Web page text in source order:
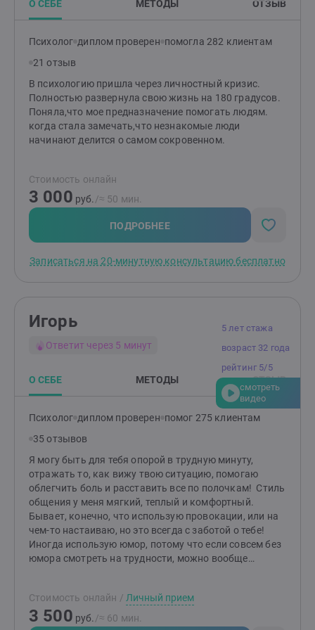
вижу состояние, при котором требуется
медикаментозное лечение, прямо говорю о
психотерапевту. Если вам откликается мой подход,
буду рад познакомиться и помочь разобраться в
О СЕБЕ МЕТОДЫ ОТЗЫВ
Психолог диплом проверен помогла 282 клиентам
21 отзыв
В психологию пришла через личностный кризис.
Полностью развернула свою жизнь на 180 градусов.
Поняла,что мое предназначение помогать людям.
когда стала замечать,что незнакомые люди
начинают делится о самом сокровенном.
Стоимость онлайн
3 000 руб. /≈ 50 мин.
ПОДРОБНЕЕ
Записаться на 20-минутную консультацию бесплатно
5 лет стажа
возраст 32 года
рейтинг 5/5
смотреть
видео
Игорь
Ответит через 5 минут
О СЕБЕ МЕТОДЫ ОТЗЫВ
Психолог диплом проверен помог 275 клиентам
35 отзывов
Я могу быть для тебя опорой в трудную минуту,
отражать то, как вижу твою ситуацию, помогаю
облегчить боль и расставить все по полочкам! Стиль
общения у меня мягкий, теплый и комфортный.
Бывает, конечно, что использую провокации, или на
чем-то настаиваю, но это всегда с заботой о тебе!
Иногда использую юмор, потому что если совсем без
юмора смотреть на трудности, можно вообще
трейлере. Это помогает мне делать мою жизнь более
гармоничной и цельной!
Стоимость онлайн / Личный прием
3 500 руб. /≈ 60 мин.